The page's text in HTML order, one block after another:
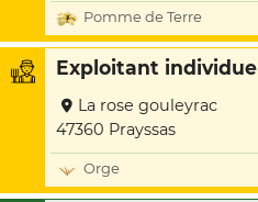
Pomme de Terre
Exploitant individuel
La rose gouleyrac
47360 Prayssas
Orge